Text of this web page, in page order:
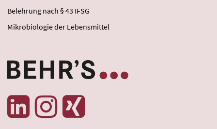
Belehrung nach § 43 IFSG
Mikrobiologie der Lebensmittel